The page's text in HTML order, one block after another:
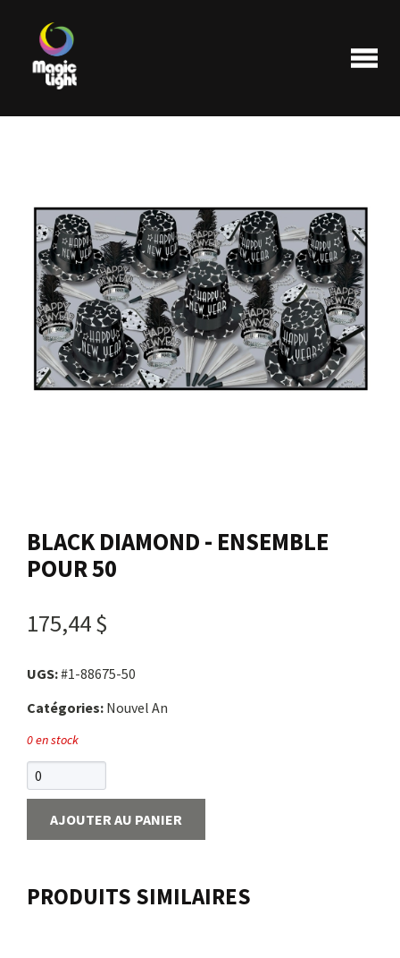
Produits
Les plus populaires
Liquidations
FAQ
Panier
BLACK DIAMOND - ENSEMBLE
POUR 50
175,44 $
UGS:#1-88675-50
Catégories: Nouvel An
0 en stock
AJOUTER AU PANIER
PRODUITS SIMILAIRES